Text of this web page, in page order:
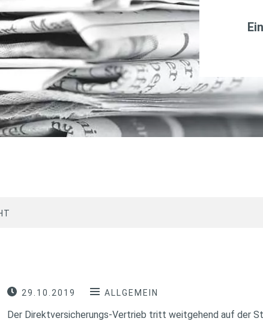
29.10.2019 ALLGEMEIN
Der Direktversicherungs-Vertrieb tritt weitgehend auf der